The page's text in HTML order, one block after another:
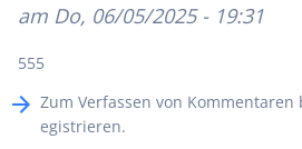
am Do, 06/05/2025 - 19:31
555
Zum Verfassen von Kommentaren
egistrieren.